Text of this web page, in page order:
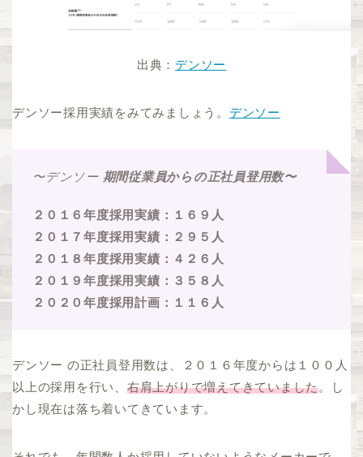
出典： デンソー
デンソー採用実績をみてみましょう。 デンソー
〜デンソー期間従業員からの正社員登用数〜
２０１６年度採用実績：１６９人
２０１７年度採用実績：２９５人
２０１８年度採用実績：４２６人
２０１９年度採用実績：３５８人
２０２０年度採用計画：１１６人
デンソー の正社員登用数は、２０１６年度からは１００人
以上の採用を行い、 右肩上がりで増えてきていました。し
かし現在は落ち着いてきています。